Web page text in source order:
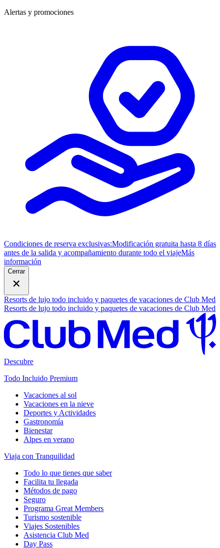
Alertas y promociones
Condiciones de reserva exclusivas:Modificación gratuita hasta 8 días
antes de la salida y acompañamiento durante todo el viajeMás
información
Cerrar
Resorts de lujo todo incluido y paquetes de vacaciones de Club Med
Resorts de lujo todo incluido y paquetes de vacaciones de Club Med
Descubre
Todo Incluido Premium
Vacaciones al sol
Vacaciones en la nieve
Deportes y Actividades
Gastronomía
Bienestar
Alpes en verano
Viaja con Tranquilidad
Todo lo que tienes que saber
Facilita tu llegada
Métodos de pago
Seguro
Programa Great Members
Turismo sostenible
Viajes Sostenibles
Asistencia Club Med
Day Pass